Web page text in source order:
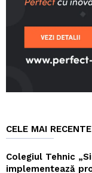
CELE MAI
Colegiul Tehnic
implementează